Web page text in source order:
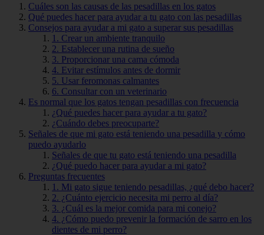
Cuáles son las causas de las pesadillas en los gatos
Qué puedes hacer para ayudar a tu gato con las pesadillas
Consejos para ayudar a mi gato a superar sus pesadillas
1. Crear un ambiente tranquilo
2. Establecer una rutina de sueño
3. Proporcionar una cama cómoda
4. Evitar estímulos antes de dormir
5. Usar feromonas calmantes
6. Consultar con un veterinario
Es normal que los gatos tengan pesadillas con frecuencia
¿Qué puedes hacer para ayudar a tu gato?
¿Cuándo debes preocuparte?
Señales de que mi gato está teniendo una pesadilla y cómo
puedo ayudarlo
Señales de que tu gato está teniendo una pesadilla
¿Qué puedo hacer para ayudar a mi gato?
Preguntas frecuentes
1. Mi gato sigue teniendo pesadillas, ¿qué debo hacer?
2. ¿Cuánto ejercicio necesita mi perro al día?
3. ¿Cuál es la mejor comida para mi conejo?
4. ¿Cómo puedo prevenir la formación de sarro en los
dientes de mi perro?